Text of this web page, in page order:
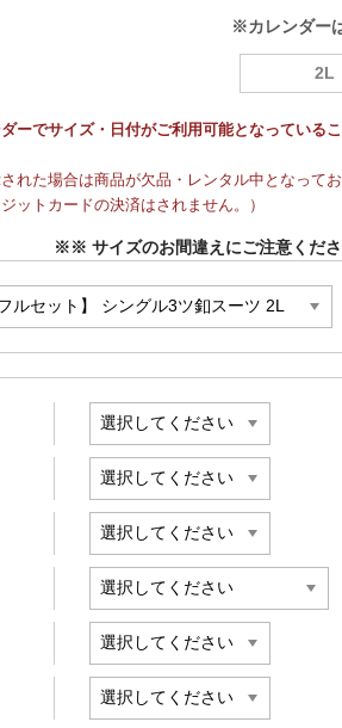
※カレンダー
2L
ーでサイズ・日付がご利用可能となっている
れた場合は商品が欠品・レンタル中となって
ットカードの決済はされません。）
※※ サイズのお間違えにご注意くだ